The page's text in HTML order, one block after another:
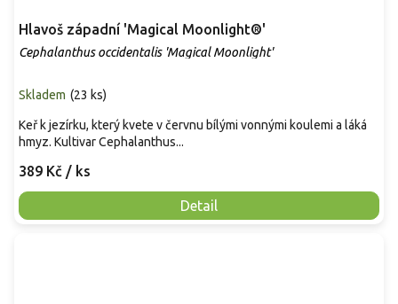
Hlavoš západní 'Magical Moonlight®'
Cephalanthus occidentalis 'Magical Moonlight'
Skladem (23 ks)
389 Kč / ks
Detail
Keř k jezírku, který kvete v červnu bílými vonnými koulemi a láká
hmyz. Kultivar Cephalanthus...